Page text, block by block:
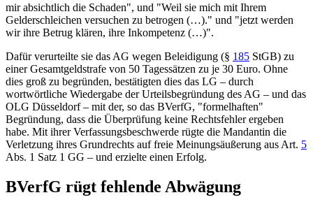
mir absichtlich die Schaden", und "Weil sie mich mit Ihrem
Gelderschleichen versuchen zu betrogen (…)." und "jetzt werden
wir ihre Betrug klären, ihre Inkompetenz (…)".
Dafür verurteilte sie das AG wegen Beleidigung (§ 185 StGB) zu
einer Gesamtgeldstrafe von 50 Tagessätzen zu je 30 Euro. Ohne
dies groß zu begründen, bestätigten dies das LG – durch
wortwörtliche Wiedergabe der Urteilsbegründung des AG – und das
OLG Düsseldorf – mit der, so das BVerfG, "formelhaften"
Begründung, dass die Überprüfung keine Rechtsfehler ergeben
habe. Mit ihrer Verfassungsbeschwerde rügte die Mandantin die
Verletzung ihres Grundrechts auf freie Meinungsäußerung aus Art. 5
Abs. 1 Satz 1 GG – und erzielte einen Erfolg.
BVerfG rügt fehlende Abwägung